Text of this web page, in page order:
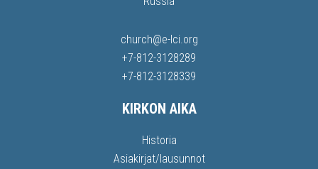
church@e-lci.org
+7-812-3128289
+7-812-3128339
KIRKON AIKA
Historia
Asiakirjat/lausunnot